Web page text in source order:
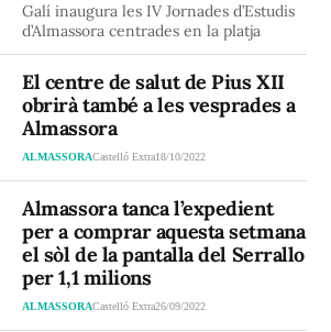
Galí inaugura les IV Jornades d’Estudis
d’Almassora centrades en la platja
El centre de salut de Pius XII
obrirà també a les vesprades a
Almassora
ALMASSORACastelló Extra18/10/2022
Almassora tanca l’expedient
per a comprar aquesta setmana
el sòl de la pantalla del Serrallo
per 1,1 milions
ALMASSORACastelló Extra26/09/2022